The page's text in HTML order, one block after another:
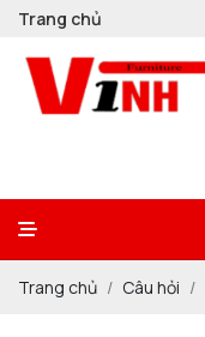
Trang chủ
Trang chủ Câu hỏi